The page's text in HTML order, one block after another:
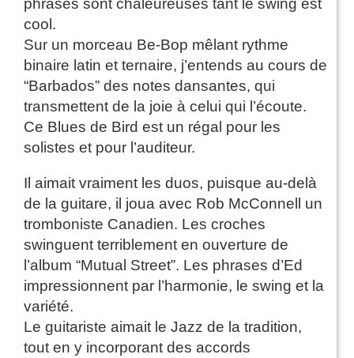
cool.
Sur un morceau Be-Bop mêlant rythme
binaire latin et ternaire, j’entends au cours de
“Barbados” des notes dansantes, qui
transmettent de la joie à celui qui l’écoute.
Ce Blues de Bird est un régal pour les
solistes et pour l’auditeur.
Il aimait vraiment les duos, puisque au-delà
de la guitare, il joua avec Rob McConnell un
tromboniste Canadien. Les croches
swinguent terriblement en ouverture de
l’album “Mutual Street”. Les phrases d’Ed
impressionnent par l’harmonie, le swing et la
variété.
Le guitariste aimait le Jazz de la tradition,
tout en y incorporant des accords